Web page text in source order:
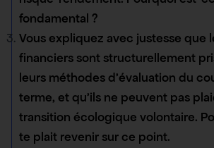
fondamental ?
Vous expliquez avec justesse que
financiers sont structurellement
leurs méthodes d’évaluation du
terme, et qu’ils ne peuvent pas
transition écologique volontaire.
te plait revenir sur ce point.